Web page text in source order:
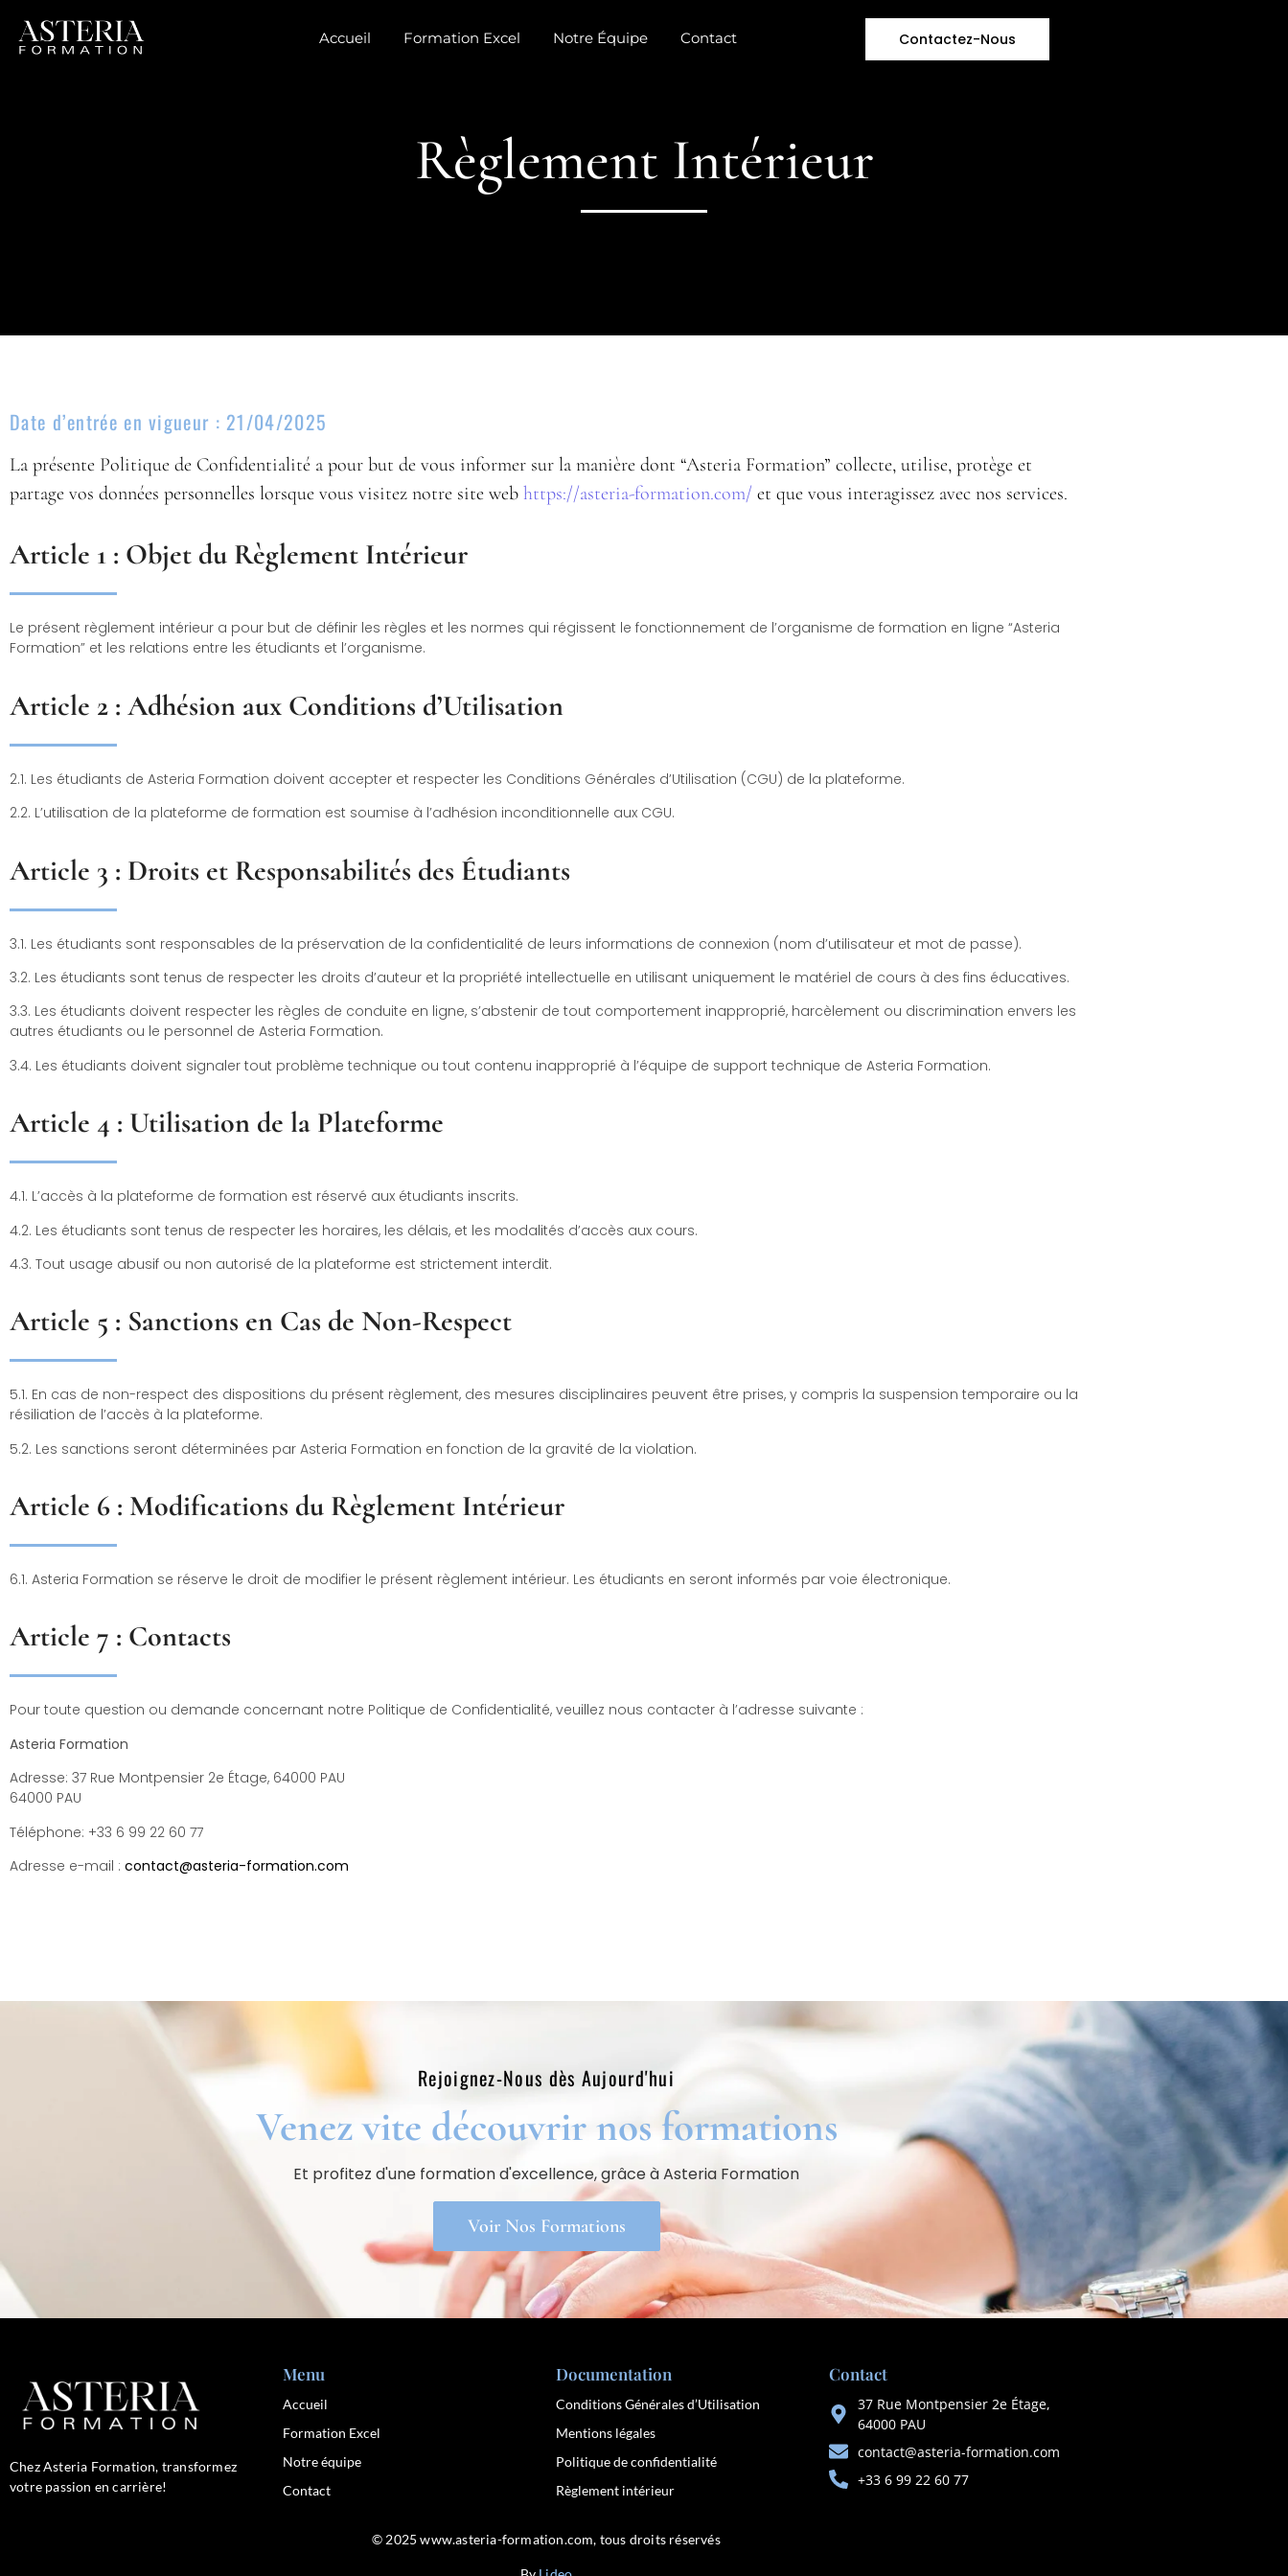
Accueil Formation Excel Notre Équipe Contact Contactez-Nous
Règlement Intérieur
Date d’entrée en vigueur : 21/04/2025
La présente Politique de Confidentialité a pour but de vous informer sur la manière dont “Asteria Formation” collecte, utilise, protège et
partage vos données personnelles lorsque vous visitez notre site web https://asteria-formation.com/ et que vous interagissez avec nos services.
Article 1 : Objet du Règlement Intérieur
Le présent règlement intérieur a pour but de définir les règles et les normes qui régissent le fonctionnement de l’organisme de formation en ligne “Asteria
Formation” et les relations entre les étudiants et l’organisme.
Article 2 : Adhésion aux Conditions d’Utilisation
2.1. Les étudiants de Asteria Formation doivent accepter et respecter les Conditions Générales d’Utilisation (CGU) de la plateforme.
2.2. L’utilisation de la plateforme de formation est soumise à l’adhésion inconditionnelle aux CGU.
Article 3 : Droits et Responsabilités des Étudiants
3.1. Les étudiants sont responsables de la préservation de la confidentialité de leurs informations de connexion (nom d’utilisateur et mot de passe).
3.2. Les étudiants sont tenus de respecter les droits d’auteur et la propriété intellectuelle en utilisant uniquement le matériel de cours à des fins éducatives.
3.3. Les étudiants doivent respecter les règles de conduite en ligne, s’abstenir de tout comportement inapproprié, harcèlement ou discrimination envers les
autres étudiants ou le personnel de Asteria Formation.
3.4. Les étudiants doivent signaler tout problème technique ou tout contenu inapproprié à l’équipe de support technique de Asteria Formation.
Article 4 : Utilisation de la Plateforme
4.1. L’accès à la plateforme de formation est réservé aux étudiants inscrits.
4.2. Les étudiants sont tenus de respecter les horaires, les délais, et les modalités d’accès aux cours.
4.3. Tout usage abusif ou non autorisé de la plateforme est strictement interdit.
Article 5 : Sanctions en Cas de Non-Respect
5.1. En cas de non-respect des dispositions du présent règlement, des mesures disciplinaires peuvent être prises, y compris la suspension temporaire ou la
résiliation de l’accès à la plateforme.
5.2. Les sanctions seront déterminées par Asteria Formation en fonction de la gravité de la violation.
Article 6 : Modifications du Règlement Intérieur
6.1. Asteria Formation se réserve le droit de modifier le présent règlement intérieur. Les étudiants en seront informés par voie électronique.
Article 7 : Contacts
Pour toute question ou demande concernant notre Politique de Confidentialité, veuillez nous contacter à l’adresse suivante :
Asteria Formation
Adresse: 37 Rue Montpensier 2e Étage, 64000 PAU
64000 PAU
Téléphone: +33 6 99 22 60 77
Adresse e-mail : contact@asteria-formation.com
Rejoignez-Nous dès Aujourd'hui​
Venez vite découvrir nos formations​
Et profitez d'une formation d'excellence, grâce à Asteria Formation
Voir Nos Formations
Chez Asteria Formation, transformez
votre passion en carrière!
Menu
Accueil
Formation Excel
Notre équipe
Contact
Documentation
Conditions Générales d’Utilisation
Mentions légales
Politique de confidentialité
Règlement intérieur
Contact
37 Rue Montpensier 2e Étage,
64000 PAU
contact@asteria-formation.com
+33 6 99 22 60 77
© 2025 www.asteria-formation.com, tous droits réservés